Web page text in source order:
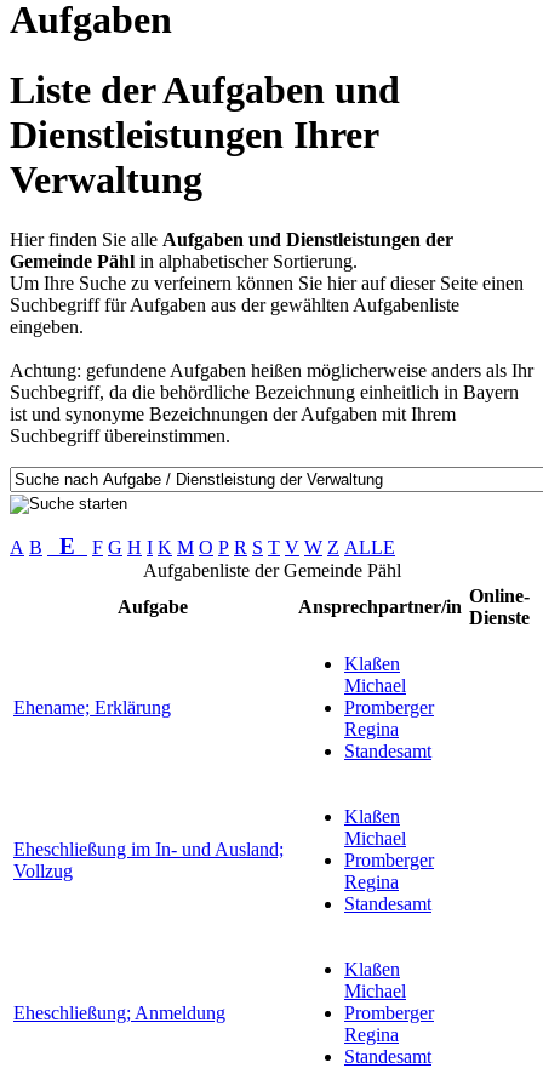
Aufgaben
Liste der Aufgaben und
Dienstleistungen Ihrer
Verwaltung
Hier finden Sie alle Aufgaben und Dienstleistungen der
Gemeinde Pähl in alphabetischer Sortierung.
Um Ihre Suche zu verfeinern können Sie hier auf dieser Seite einen
Suchbegriff für Aufgaben aus der gewählten Aufgabenliste
eingeben.
Achtung: gefundene Aufgaben heißen möglicherweise anders als Ihr
Suchbegriff, da die behördliche Bezeichnung einheitlich in Bayern
ist und synonyme Bezeichnungen der Aufgaben mit Ihrem
Suchbegriff übereinstimmen.
A B E F G H I K M O P R S T V W Z ALLE
Aufgabenliste der Gemeinde Pähl
Aufgabe
Ansprechpartner/in
Online-
Dienste
Ehename; Erklärung
Klaßen
Michael
Promberger
Regina
Standesamt
Eheschließung im In- und Ausland;
Vollzug
Klaßen
Michael
Promberger
Regina
Standesamt
Eheschließung; Anmeldung
Klaßen
Michael
Promberger
Regina
Standesamt